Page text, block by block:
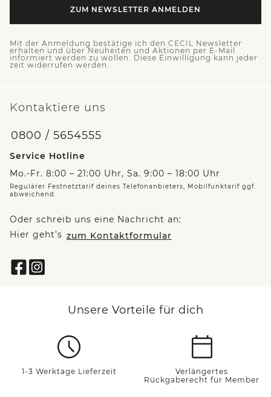
ZUM NEWSLETTER ANMELDEN
Mit der Anmeldung bestätige ich den CECIL Newsletter
erhalten und über Neuheiten und Aktionen per E-Mail
informiert werden zu wollen. Diese Einwilligung kann jeder
zeit widerrufen werden.
Kontaktiere uns
0800 / 5654555
Service Hotline
Mo.-Fr. 8:00 – 21:00 Uhr, Sa. 9:00 – 18:00 Uhr
Regulärer Festnetztarif deines Telefonanbieters, Mobilfunktarif ggf.
abweichend.
Oder schreib uns eine Nachricht an:
Hier geht’s zum Kontaktformular
Unsere Vorteile für dich
1-3 Werktage Lieferzeit
Verlängertes
Rückgaberecht für Member